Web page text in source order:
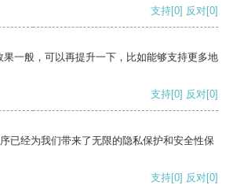
支持[0] 反对[0]
一般，可以再提升一下，比如能够支持更多地
支持[0] 反对[0]
已经为我们带来了无限的隐私保护和安全性保
支持[0] 反对[0]